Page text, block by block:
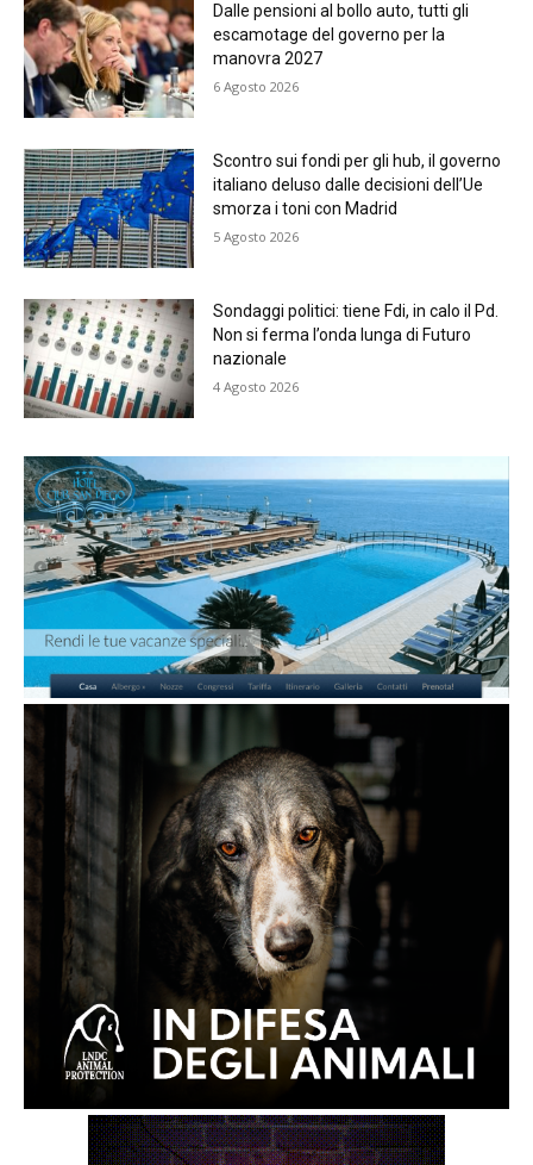
Dalle pensioni al bollo auto, tutti gli
escamotage del governo per la
manovra 2027
6 Agosto 2026
Scontro sui fondi per gli hub, il governo
italiano deluso dalle decisioni dell’Ue
smorza i toni con Madrid
5 Agosto 2026
Sondaggi politici: tiene Fdi, in calo il Pd.
Non si ferma l’onda lunga di Futuro
nazionale
4 Agosto 2026